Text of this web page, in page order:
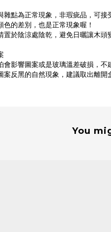
點為正常現象，非瑕疵品，可接
的差別，也是正常現象喔！
於陰涼處陰乾，避免日曬讓木頭
影響圖案或是玻璃溫差破損，不
反黑的自然現象，建議取出離開
You